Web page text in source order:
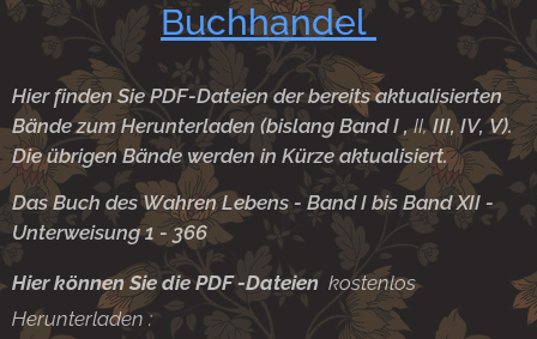
Buchhandel
Hier finden Sie PDF-Dateien der bereits aktualisierten
Bände zum Herunterladen (bislang Band I , II,III, IV, V).
Die übrigen Bände werden in Kürze aktualisiert.
Das Buch des Wahren Lebens - Band I bis Band XII -
Unterweisung 1 - 366
Hier können Sie die PDF -Dateien kostenlos
Herunterladen :